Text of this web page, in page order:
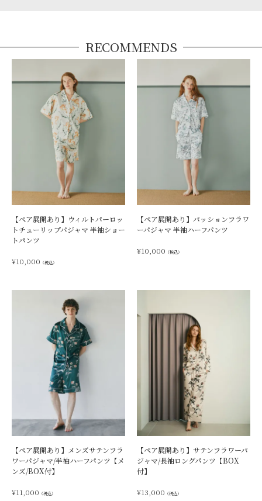
RECOMMENDS
【ペア展開あり】ウィルトパーロッ
トチューリップパジャマ 半袖ショー
トパンツ
¥10,000 （税込）
【ペア展開あり】パッションフラワ
ーパジャマ 半袖ハーフパンツ
¥10,000 （税込）
【ペア展開あり】メンズサテンフラ
ワーパジャマ/半袖ハーフパンツ【メ
ンズ/BOX付】
¥11,000 （税込）
【ペア展開あり】サテンフラワーパ
ジャマ/長袖ロングパンツ【BOX
付】
¥13,000 （税込）